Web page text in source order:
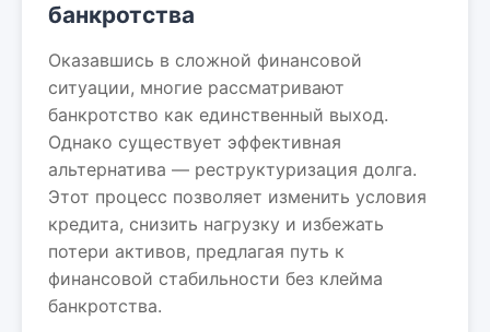
банкротства
Оказавшись в сложной финансовой
ситуации, многие рассматривают
банкротство как единственный выход.
Однако существует эффективная
альтернатива — реструктуризация долга.
Этот процесс позволяет изменить условия
кредита, снизить нагрузку и избежать
потери активов, предлагая путь к
финансовой стабильности без клейма
банкротства.